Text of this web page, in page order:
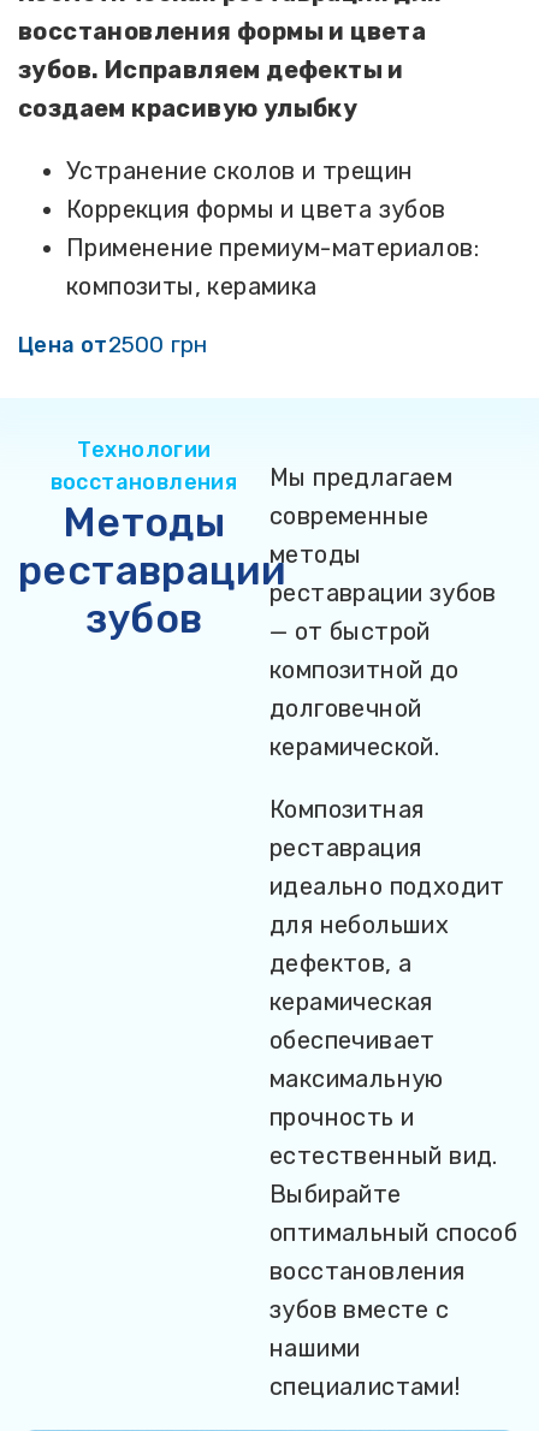
восстановления формы и цвета
зубов. Исправляем дефекты и
создаем красивую улыбку
Устранение сколов и трещин
Коррекция формы и цвета зубов
Применение премиум-материалов:
композиты, керамика
Цена от2500 грн
Технологии
восстановления
Методы
реставрации
зубов
Мы предлагаем
современные
методы
реставрации зубов
— от быстрой
композитной до
долговечной
керамической.
Композитная
реставрация
идеально подходит
для небольших
дефектов, а
керамическая
обеспечивает
максимальную
прочность и
естественный вид.
Выбирайте
оптимальный способ
восстановления
зубов вместе с
нашими
специалистами!